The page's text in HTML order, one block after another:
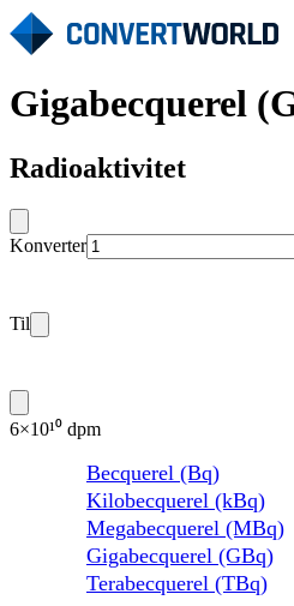
Gigabecquerel
Radioaktivitet
Konverter
Til
6×10¹⁰ dpm
Becquerel (Bq)
Kilobecquerel (kBq)
Megabecquerel (MBq)
Gigabecquerel (GBq)
Terabecquerel (TBq)